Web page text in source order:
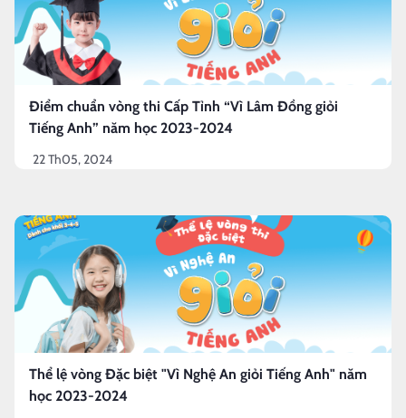
Điểm chuẩn vòng thi Cấp Tỉnh “Vì Lâm Đồng giỏi
Tiếng Anh” năm học 2023-2024
22 Th05, 2024
Thể lệ vòng Đặc biệt "Vì Nghệ An giỏi Tiếng Anh" năm
học 2023-2024